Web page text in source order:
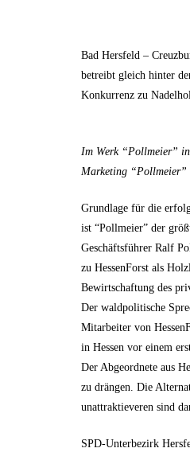
Bad Hersfeld –
betreibt gleich hinter
Konkurrenz zu
Im Werk “Pollmeier”
Marketing “Pollmeier”
Grundlage für die
ist “Pollmeier” der
Geschäftsführer Ralf
zu HessenForst als
Bewirtschaftung des
Der waldpolitische
Mitarbeiter von
in Hessen vor einem
Der Abgeordnete aus
zu drängen. Die
unattraktieveren sind
SPD-Unterbezirk